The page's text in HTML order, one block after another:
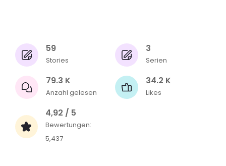
59
Stories
3
Serien
79.3 K
Anzahl gelesen
34.2 K
Likes
4,92 / 5
Bewertungen:
5,437